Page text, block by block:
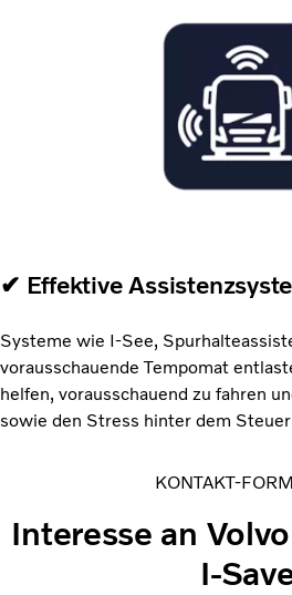
✔ Effektive
Systeme wie I-See,
vorausschauende Tempomat
helfen, vorausschauend zu fahren
sowie den Stress hinter dem
KONTAKT-
Interesse an
I-